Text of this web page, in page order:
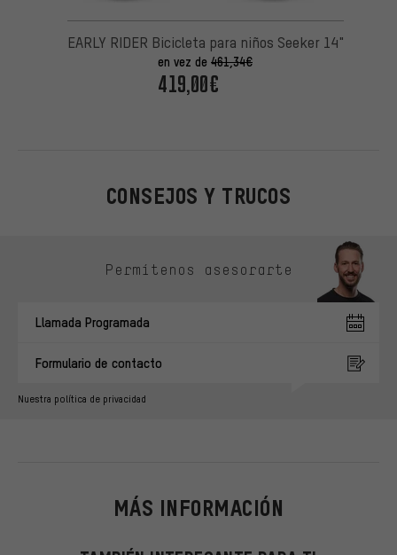
EARLY RIDER Bicicleta para niños Seeker 14"
en vez de 461,34€
419,00€
CONSEJOS Y TRUCOS
Permítenos asesorarte
Llamada Programada
Formulario de contacto
Nuestra política de privacidad
MÁS INFORMACIÓN